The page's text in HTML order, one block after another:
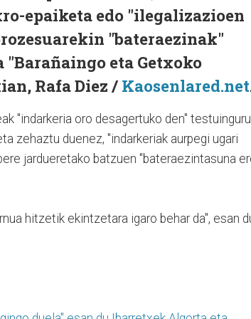
epaiketa edo "ilegalizazioen
"bateraezinak"
"Barañaingo eta Getxoko
Rafa Diez / Kaosenlared.net
"indarkeria oro desagertuko den"
zehaztu duenez, "indarkeriak aurpegi ugari
jardueretako batzuen "bateraezintasuna
hitzetik ekintzetara igaro behar da", esan